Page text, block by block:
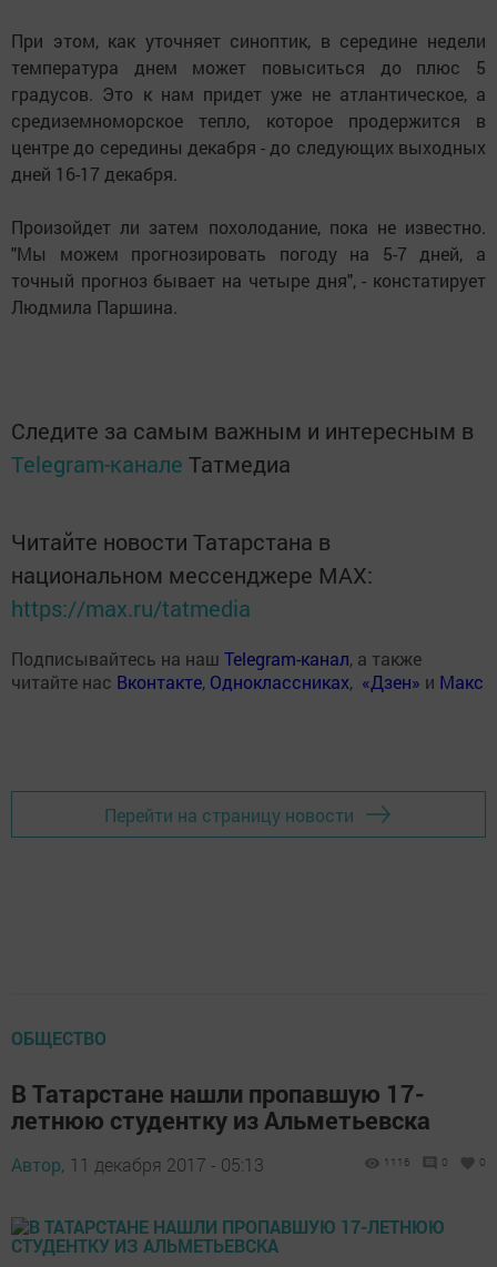
При этом, как уточняет синоптик, в середине недели
температура днем может повыситься до плюс 5
градусов. Это к нам придет уже не атлантическое, а
средиземноморское тепло, которое продержится в
центре до середины декабря - до следующих выходных
дней 16-17 декабря.
Произойдет ли затем похолодание, пока не известно.
"Мы можем прогнозировать погоду на 5-7 дней, а
точный прогноз бывает на четыре дня", - констатирует
Людмила Паршина.
Следите за самым важным и интересным в
Telegram-канале Татмедиа
Читайте новости Татарстана в
национальном мессенджере MАХ:
https://max.ru/tatmedia
Подписывайтесь на наш Telegram-канал, а также
читайте нас Вконтакте, Одноклассниках, «Дзен» и Макс
Перейти на страницу новости
ОБЩЕСТВО
В Татарстане нашли пропавшую 17-
летнюю студентку из Альметьевска
Автор, 11 декабря 2017 - 05:13 1116 0 0